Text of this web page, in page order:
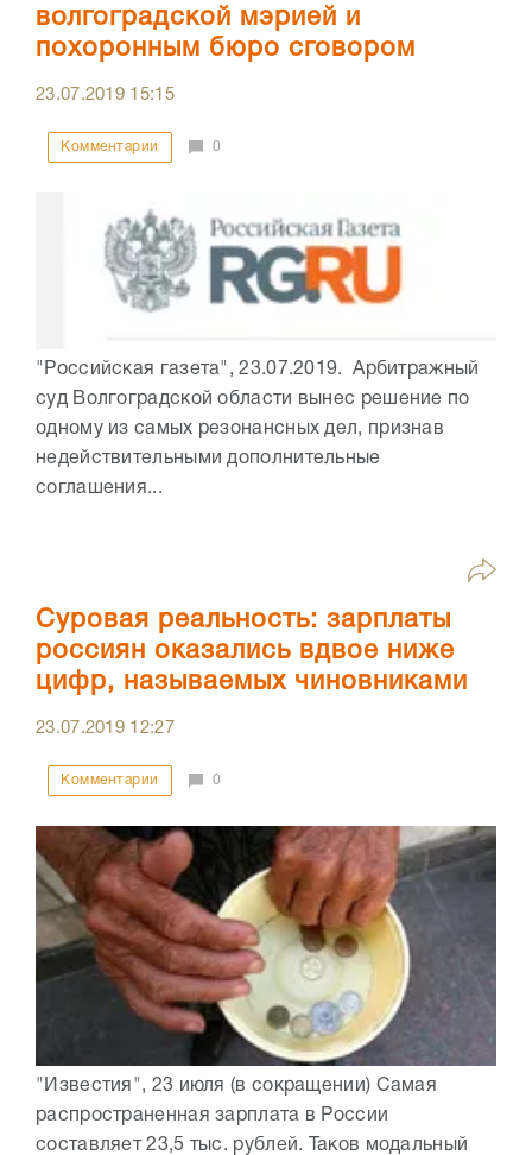
волгоградской мэрией и
похоронным бюро сговором
23.07.2019 15:15
Комментарии 0
"Российская газета", 23.07.2019. Арбитражный
суд Волгоградской области вынес решение по
одному из самых резонансных дел, признав
недействительными дополнительные
соглашения...
Суровая реальность: зарплаты
россиян оказались вдвое ниже
цифр, называемых чиновниками
23.07.2019 12:27
Комментарии 0
"Известия", 23 июля (в сокращении) Самая
распространенная зарплата в России
составляет 23,5 тыс. рублей. Таков модальный